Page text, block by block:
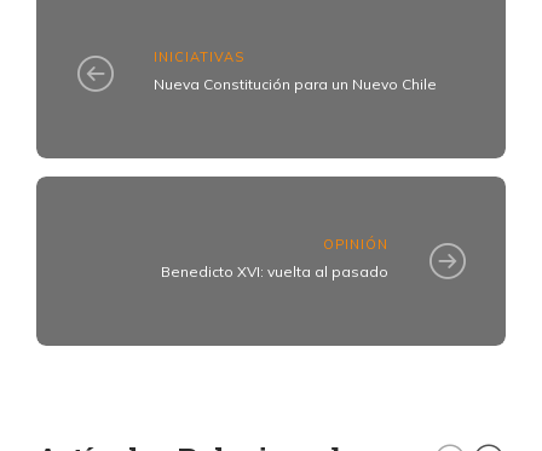
INICIATIVAS
Nueva Constitución para un Nuevo Chile
OPINIÓN
Benedicto XVI: vuelta al pasado